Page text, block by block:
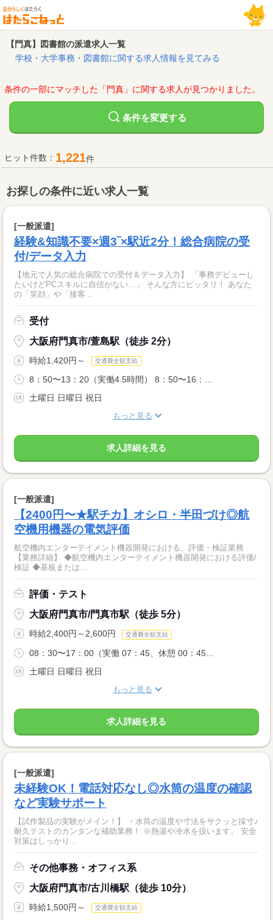
【門真】図書館の派遣求人一覧
学校・大学事務・図書館に関する求人情報を見てみる
条件の一部にマッチした「門真」に関する求人が見つかりました。
条件を変更する
ヒット件数： 1,221件
お探しの条件に近い求人一覧
[一般派遣]
経験&知識不要×週3‾×駅近2分！総合病院の受
付/データ入力
【地元で人気の総合病院での受付＆データ入力】 「事務デビューし
たいけどPCスキルに自信がない…」 そんな方にピッタリ！ あなた
の「笑顔」や「接客...
受付
大阪府門真市/萱島駅（徒歩 2分）
時給1,420円～ 交通費全額支給
8：50〜13：20（実働4.5時間） 8：50〜16：...
土曜日 日曜日 祝日
もっと見る
求人詳細を見る
[一般派遣]
【2400円〜★駅チカ】オシロ・半田づけ◎航
空機用機器の電気評価
航空機内エンターテイメント機器開発における、評価・検証業務
【業務詳細】 ◆航空機内エンターテイメント機器開発における評価/
検証 ◆基板または...
評価・テスト
大阪府門真市/門真市駅（徒歩 5分）
時給2,400円～2,600円 交通費全額支給
08：30〜17：00（実働 07：45、休憩 00：45...
土曜日 日曜日 祝日
もっと見る
求人詳細を見る
[一般派遣]
未経験OK！電話対応なし◎水筒の温度の確認
など実験サポート
【試作製品の実験がメイン！】 ・水筒の温度や寸法をサクッと採寸♪
耐久テストのカンタンな補助業務！ ※熱湯や冷水を扱います。 安全
対策はしっかり...
その他事務・オフィス系
大阪府門真市/古川橋駅（徒歩 10分）
時給1,500円～ 交通費全額支給